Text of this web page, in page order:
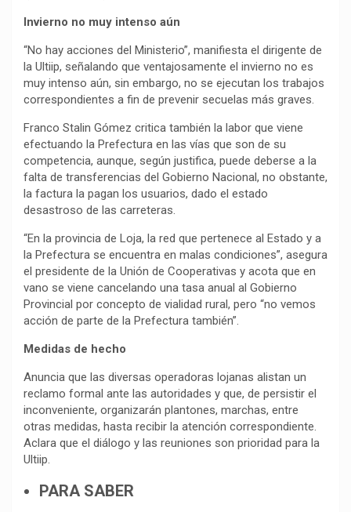
Invierno no muy intenso aún
“No hay acciones del Ministerio”, manifiesta el dirigente de
la Ultiip, señalando que ventajosamente el invierno no es
muy intenso aún, sin embargo, no se ejecutan los trabajos
correspondientes a fin de prevenir secuelas más graves.
Franco Stalin Gómez critica también la labor que viene
efectuando la Prefectura en las vías que son de su
competencia, aunque, según justifica, puede deberse a la
falta de transferencias del Gobierno Nacional, no obstante,
la factura la pagan los usuarios, dado el estado
desastroso de las carreteras.
“En la provincia de Loja, la red que pertenece al Estado y a
la Prefectura se encuentra en malas condiciones”, asegura
el presidente de la Unión de Cooperativas y acota que en
vano se viene cancelando una tasa anual al Gobierno
Provincial por concepto de vialidad rural, pero “no vemos
acción de parte de la Prefectura también”.
Medidas de hecho
Anuncia que las diversas operadoras lojanas alistan un
reclamo formal ante las autoridades y que, de persistir el
inconveniente, organizarán plantones, marchas, entre
otras medidas, hasta recibir la atención correspondiente.
Aclara que el diálogo y las reuniones son prioridad para la
Ultiip.
PARA SABER